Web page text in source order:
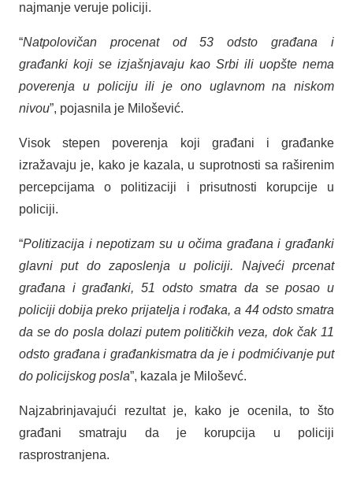
najmanje veruje policiji.
“Natpolovičan procenat od 53 odsto građana i
građanki koji se izjašnjavaju kao Srbi ili uopšte nema
poverenja u policiju ili je ono uglavnom na niskom
nivou”, pojasnila je Milošević.
Visok stepen poverenja koji građani i građanke
izražavaju je, kako je kazala, u suprotnosti sa raširenim
percepcijama o politizaciji i prisutnosti korupcije u
policiji.
“Politizacija i nepotizam su u očima građana i građanki
glavni put do zaposlenja u policiji. Najveći prcenat
građana i građanki, 51 odsto smatra da se posao u
policiji dobija preko prijatelja i rođaka, a 44 odsto smatra
da se do posla dolazi putem političkih veza, dok čak 11
odsto građana i građankismatra da je i podmićivanje put
do policijskog posla”, kazala je Miloševć.
Najzabrinjavajući rezultat je, kako je ocenila, to što
građani smatraju da je korupcija u policiji
rasprostranjena.